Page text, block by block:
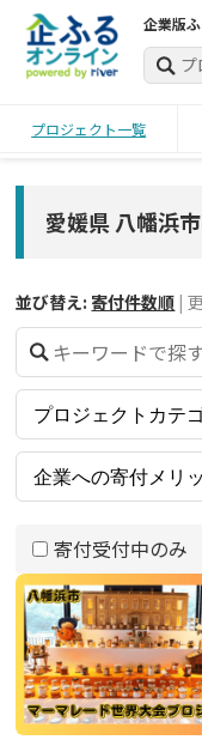
企業版
プロジェクト一覧
愛媛県 八幡浜
並び替え: 寄付件数順 |
寄付受付中のみ